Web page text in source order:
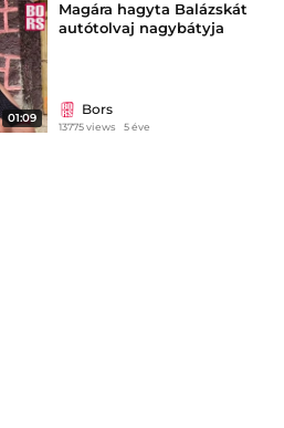
01:09
Magára hagyta Balázskát
autótolvaj nagybátyja
Bors
13775 views 5 éve